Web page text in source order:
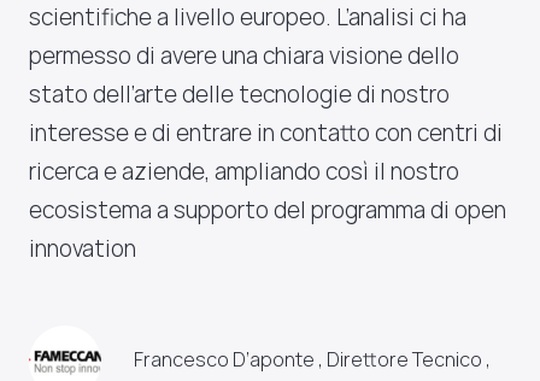
scientifiche a livello europeo. L’analisi ci ha
permesso di avere una chiara visione dello
stato dell’arte delle tecnologie di nostro
interesse e di entrare in contatto con centri di
ricerca e aziende, ampliando così il nostro
ecosistema a supporto del programma di open
innovation
Francesco D’aponte , Direttore Tecnico ,